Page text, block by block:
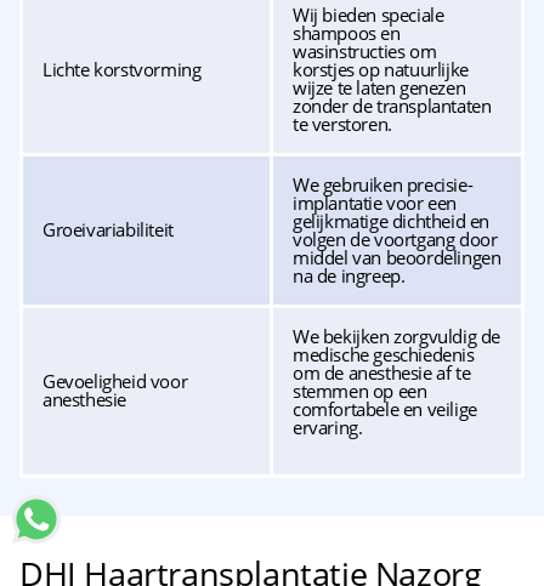
Lichte korstvorming
Wij bieden speciale
shampoos en
wasinstructies om
korstjes op natuurlijke
wijze te laten genezen
zonder de transplantaten
te verstoren.
Groeivariabiliteit
We gebruiken precisie-
implantatie voor een
gelijkmatige dichtheid en
volgen de voortgang door
middel van beoordelingen
na de ingreep.
Gevoeligheid voor
anesthesie
We bekijken zorgvuldig de
medische geschiedenis
om de anesthesie af te
stemmen op een
comfortabele en veilige
ervaring.
DHI Haartransplantatie Nazorg